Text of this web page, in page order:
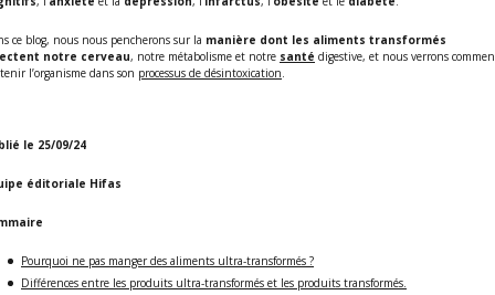
ce blog, nous nous pencherons sur la manière dont les aliments transformés
notre cerveau, notre métabolisme et notre santé digestive, et nous verrons
l’organisme dans son processus de désintoxication.
le 25/09/24
éditoriale Hifas
Pourquoi ne pas manger des aliments ultra-transformés ?
Différences entre les produits ultra-transformés et les produits transformés.